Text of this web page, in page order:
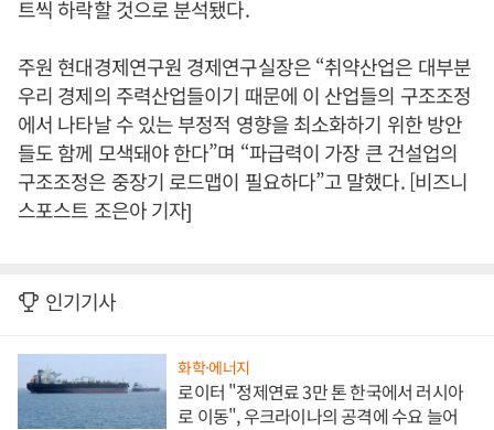
트씩 하락할 것으로 분석됐다.
주원 현대경제연구원 경제연구실장은 “취약산업은 대부분
우리 경제의 주력산업들이기 때문에 이 산업들의 구조조정
에서 나타날 수 있는 부정적 영향을 최소화하기 위한 방안
들도 함께 모색돼야 한다”며 “파급력이 가장 큰 건설업의
구조조정은 중장기 로드맵이 필요하다”고 말했다. [비즈니
스포스트 조은아 기자]
인기기사
화학·에너지
로이터 "정제연료 3만 톤 한국에서 러시아
로 이동", 우크라이나의 공격에 수요 늘어